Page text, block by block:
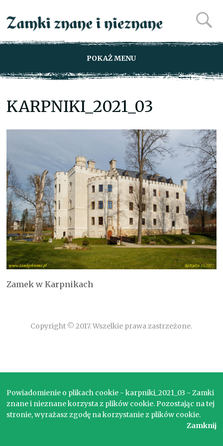
POKAŻ MENU
KARPNIKI_2021_03
Zamek w Karpnikach
Copyright © 2017. Wszelkie prawa zastrzeżone.
Powiadomienie o plikach cookie - karpniki_2021_03 - Zamki
znane i nieznane korzysta z plików cookie. Pozostając na tej
stronie, wyrażasz zgodę na korzystanie z plików cookie.
Zamknij